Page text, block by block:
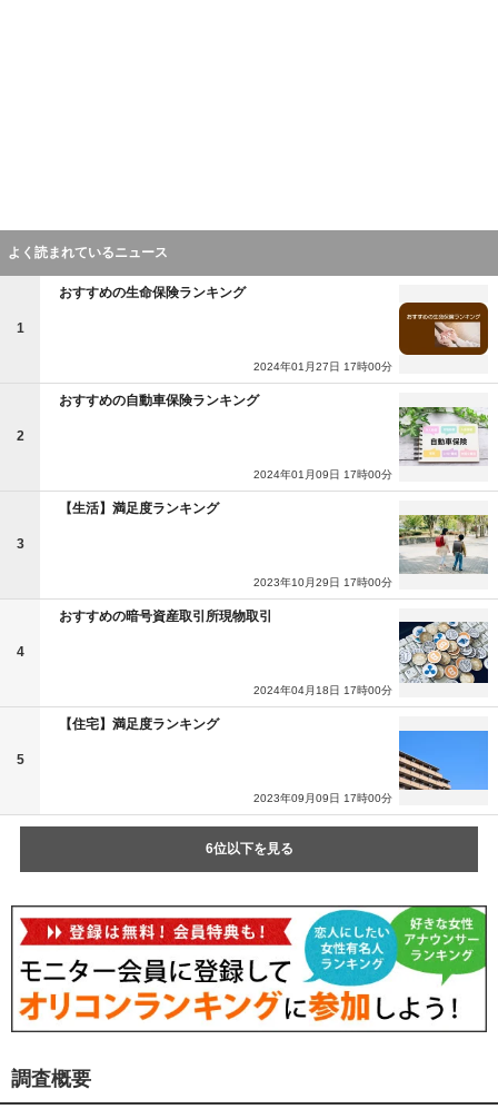
よく読まれているニュース
1
おすすめの生命保険ランキング
2024年01月27日 17時00分
2
おすすめの自動車保険ランキング
2024年01月09日 17時00分
3
【生活】満足度ランキング
2023年10月29日 17時00分
4
おすすめの暗号資産取引所現物取引
2024年04月18日 17時00分
5
【住宅】満足度ランキング
2023年09月09日 17時00分
6位以下を見る
調査概要